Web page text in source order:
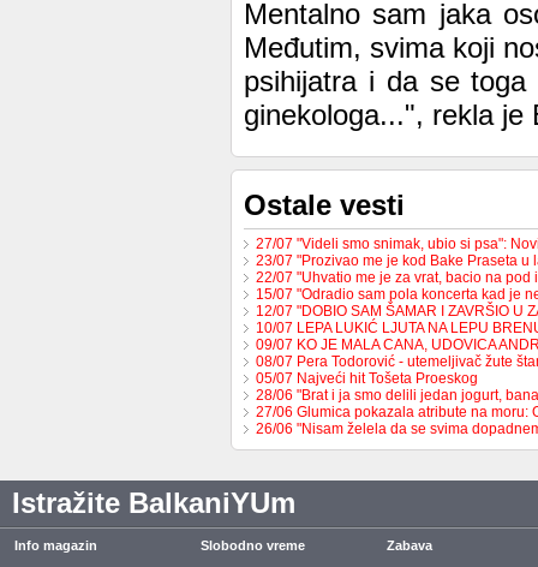
Mentalno sam jaka
Međutim, svima koji
psihijatra i da se
ginekologa...", rekla je
Ostale vesti
27/07 "Videli smo snimak, ubio si psa":
23/07 "Prozivao me je kod Bake Praseta
22/07 "Uhvatio me je za vrat, bacio na
15/07 "Odradio sam pola koncerta kad je
12/07 "DOBIO SAM ŠAMAR I ZAVRŠIO U
10/07 LEPA LUKIĆ LJUTA NA LEPU
09/07 KO JE MALA CANA, UDOVICA
08/07 Pera Todorović - utemeljivač žute
05/07 Najveći hit Tošeta Proeskog
28/06 "Brat i ja smo delili jedan jogurt,
27/06 Glumica pokazala atribute na moru:
26/06 "Nisam želela da se svima
Istražite BalkaniYUm
Info magazin Slobodno vreme Zabava